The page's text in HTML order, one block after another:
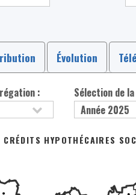
Évolution
: Sélection de
HYPOTHÉCAIRES